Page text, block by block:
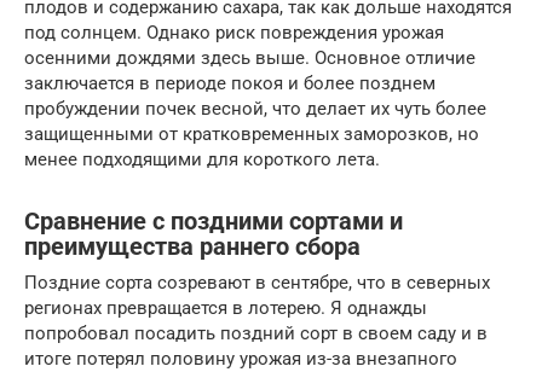
плодов и содержанию сахара, так как дольше находятся
под солнцем. Однако риск повреждения урожая
осенними дождями здесь выше. Основное отличие
заключается в периоде покоя и более позднем
пробуждении почек весной, что делает их чуть более
защищенными от кратковременных заморозков, но
менее подходящими для короткого лета.
Сравнение с поздними сортами и
преимущества раннего сбора
Поздние сорта созревают в сентябре, что в северных
регионах превращается в лотерею. Я однажды
попробовал посадить поздний сорт в своем саду и в
итоге потерял половину урожая из-за внезапного